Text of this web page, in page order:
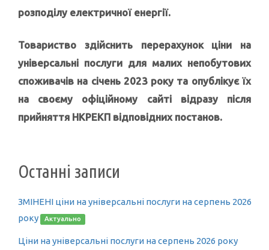
розподілу електричної енергії.
Товариство здійснить перерахунок ціни на
універсальні послуги для малих непобутових
споживачів на січень 2023 року та опублікує їх
на своєму офіційному сайті відразу після
прийняття НКРЕКП відповідних постанов.
Останні записи
ЗМІНЕНІ ціни на універсальні послуги на серпень 2026
року
Актуально
Ціни на універсальні послуги на серпень 2026 року